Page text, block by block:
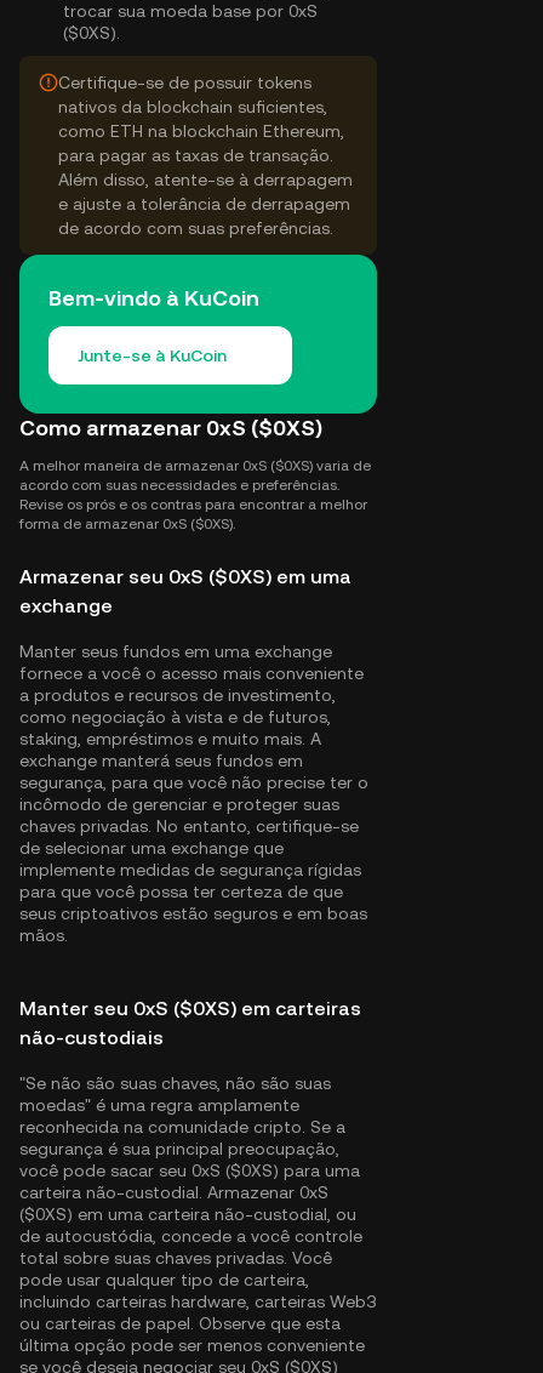
trocar sua moeda base por 0xS
($0XS).
Certifique-se de possuir tokens
nativos da blockchain suficientes,
como ETH na blockchain Ethereum,
para pagar as taxas de transação.
Além disso, atente-se à derrapagem
e ajuste a tolerância de derrapagem
de acordo com suas preferências.
Bem-vindo à KuCoin
Junte-se à KuCoin
Como armazenar 0xS ($0XS)
A melhor maneira de armazenar 0xS ($0XS) varia de
acordo com suas necessidades e preferências.
Revise os prós e os contras para encontrar a melhor
forma de armazenar 0xS ($0XS).
Armazenar seu 0xS ($0XS) em uma
exchange
Manter seus fundos em uma exchange
fornece a você o acesso mais conveniente
a produtos e recursos de investimento,
como negociação à vista e de futuros,
staking, empréstimos e muito mais. A
exchange manterá seus fundos em
segurança, para que você não precise ter o
incômodo de gerenciar e proteger suas
chaves privadas. No entanto, certifique-se
de selecionar uma exchange que
implemente medidas de segurança rígidas
para que você possa ter certeza de que
seus criptoativos estão seguros e em boas
mãos.
Manter seu 0xS ($0XS) em carteiras
não-custodiais
"Se não são suas chaves, não são suas
moedas" é uma regra amplamente
reconhecida na comunidade cripto. Se a
segurança é sua principal preocupação,
você pode sacar seu 0xS ($0XS) para uma
carteira não-custodial. Armazenar 0xS
($0XS) em uma carteira não-custodial, ou
de autocustódia, concede a você controle
total sobre suas chaves privadas. Você
pode usar qualquer tipo de carteira,
incluindo carteiras hardware, carteiras Web3
ou carteiras de papel. Observe que esta
última opção pode ser menos conveniente
se você deseja negociar seu 0xS ($0XS)